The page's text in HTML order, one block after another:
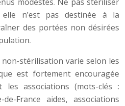
n’est pas destinée à la
des portées non désirées
non-stérilisation varie selon les
est fortement encouragée
associations (mots-clés :
France aides, associations